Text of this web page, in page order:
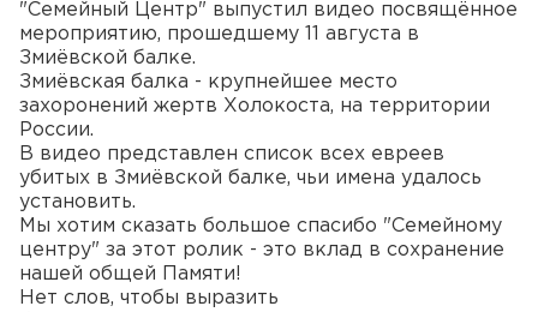
"Семейный Центр" выпустил видео посвящённое
мероприятию, прошедшему 11 августа в
Змиёвской балке.
Змиёвская балка - крупнейшее место
захоронений жертв Холокоста, на территории
России.
В видео представлен список всех евреев
убитых в Змиёвской балке, чьи имена удалось
установить.
Мы хотим сказать большое спасибо "Семейному
центру" за этот ролик - это вклад в сохранение
нашей общей Памяти!
Нет слов, чтобы выразить